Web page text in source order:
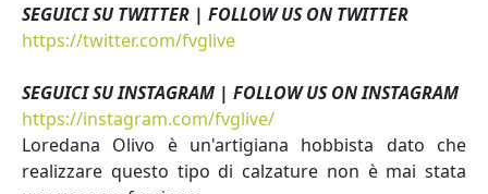
SEGUICI SU TWITTER | FOLLOW US ON TWITTER
https://twitter.com/fvglive
SEGUICI SU INSTAGRAM | FOLLOW US ON INSTAGRAM
https://instagram.com/fvglive/
Loredana Olivo è un'artigiana hobbista dato che
realizzare questo tipo di calzature non è mai stata